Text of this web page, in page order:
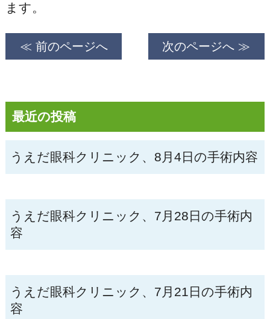
最近の投稿
うえだ眼科クリニック、8月4日の手術内容
うえだ眼科クリニック、7月28日の手術内
容
うえだ眼科クリニック、7月21日の手術内
容
ます。
≪ 前のページへ 次のページへ ≫